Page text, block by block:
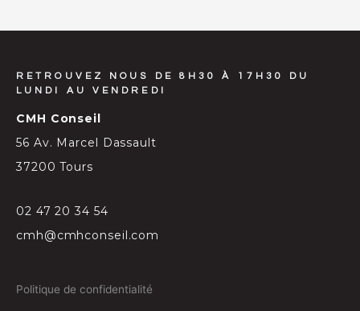
RETROUVEZ NOUS DE 8H30 À 17H30 DU
LUNDI AU VENDREDI
CMH Conseil
56 Av. Marcel Dassault
37200 Tours
02 47 20 34 54
cmh@cmhconseil.com
Politique de confidentialité